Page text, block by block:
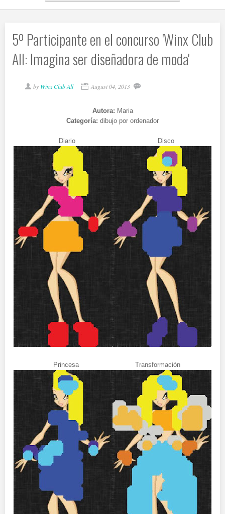
5º Participante en el concurso 'Winx Club
All: Imagina ser diseñadora de moda'
by Winx Club All August 04, 2013
Autora: Maria
Categoría: dibujo por ordenador
Diario Disco
Princesa Transformación